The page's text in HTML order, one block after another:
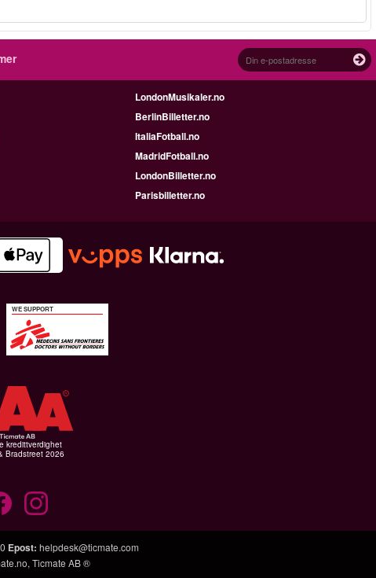
LondonMusikaler.no
BerlinBilletter.no
ItaliaFotball.no
MadridFotball.no
LondonBilletter.no
Parisbilletter.no
WE SUPPORT
kredittverdighet
Bradstreet 2026
Epost: helpdesk@ticmate.com
, Ticmate AB ®